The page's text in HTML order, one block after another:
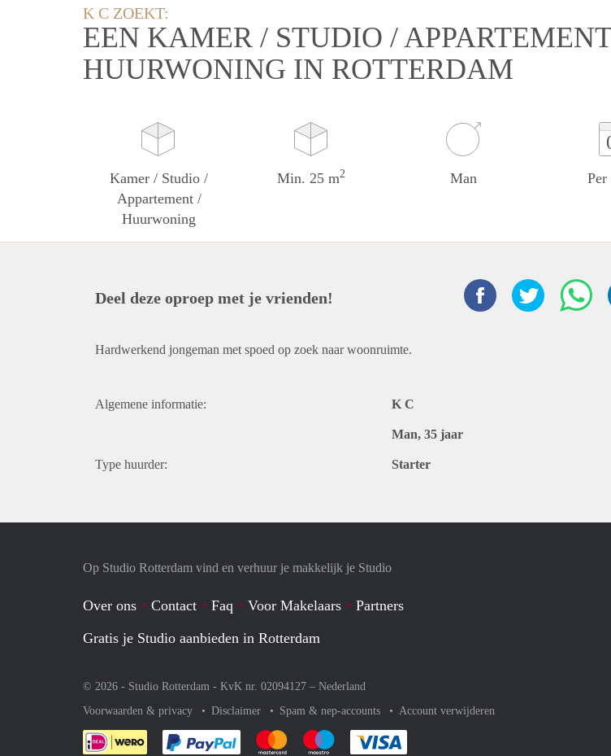
K C ZOEKT:
EEN KAMER / STUDIO /
HUURWONING IN ROTTERDAM
Kamer / Studio /
Appartement /
Huurwoning
Min. 25 m2 Man
Deel deze oproep met je vrienden!
Hardwerkend jongeman met spoed op zoek naar woonruimte.
Algemene informatie: K C
Man, 35 jaar
Type huurder: Starter
Op Studio Rotterdam vind en verhuur je makkelijk je Studio
Over ons Contact Faq Voor Makelaars
Partners
Gratis je Studio aanbieden in Rotterdam
© 2026 - Studio Rotterdam - KvK nr. 02094127 – Nederland
Voorwaarden & privacy
Disclaimer Spam & nep-accounts Account verwijderen
Je rekent gemakkelijk af met Paypal
Je rekent gemakkelijk af met Mastercard
Je rekent gemakkelijk af met Meastro